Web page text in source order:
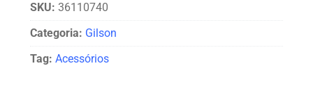
SKU: 36110740
Categoria: Gilson
Tag: Acessórios